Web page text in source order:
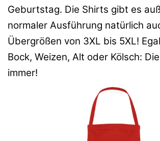
Geburtstag. Die Shirts gibt es
normaler Ausführung natürlich
Übergrößen von 3XL bis 5XL!
Bock, Weizen, Alt oder Kölsch:
immer!